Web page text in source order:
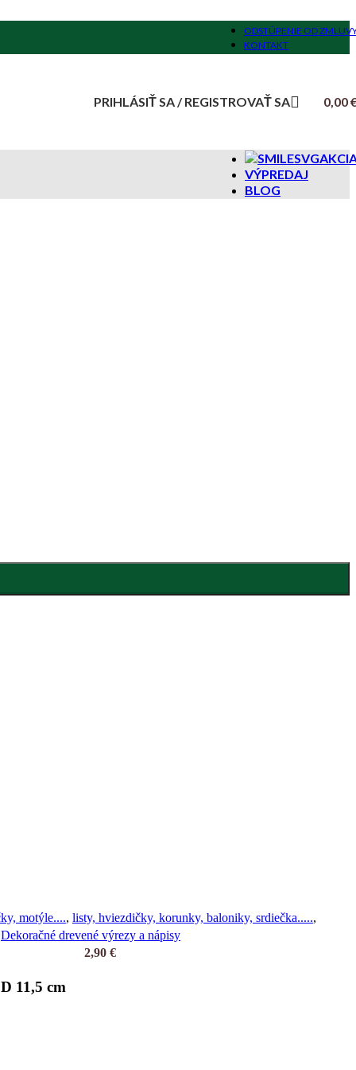
ODSTÚPENIE OD
KONTAKT
PRIHLÁSIŤ SA / REGISTROVAŤ SA 0,00
VÝPREDAJ
BLOG
motýle...., listy, hviezdičky, korunky, baloniky, srdiečka.....,
Dekoračné drevené výrezy a nápisy
2,90 €
11,5 cm